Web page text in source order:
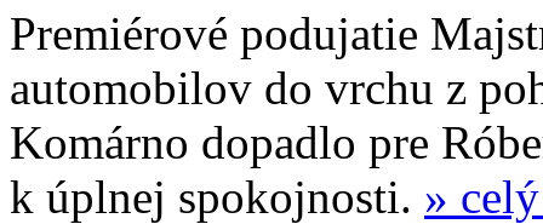
Premiérové podujatie
automobilov do vrchu z
Komárno dopadlo pre
k úplnej spokojnosti. »